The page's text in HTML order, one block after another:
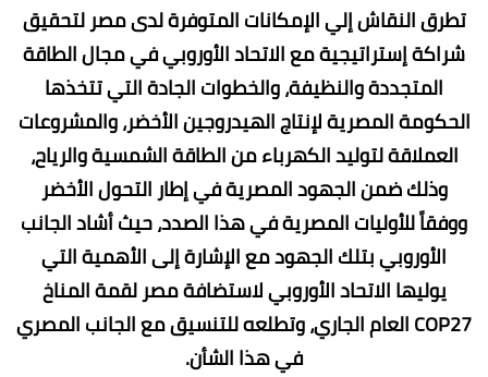
تطرق النقاش إلي الإمكانات المتوفرة لدى مصر لتحقيق
شراكة إستراتيجية مع الاتحاد الأوروبي في مجال الطاقة
المتجددة والنظيفة، والخطوات الجادة التي تتخذها
الحكومة المصرية لإنتاج الهيدروجين الأخضر، والمشروعات
العملاقة لتوليد الكهرباء من الطاقة الشمسية والرياح،
وذلك ضمن الجهود المصرية في إطار التحول الأخضر
ووفقاً للأوليات المصرية في هذا الصدد، حيث أشاد الجانب
الأوروبي بتلك الجهود مع الإشارة إلى الأهمية التي
يوليها الاتحاد الأوروبي لاستضافة مصر لقمة المناخ
COP27 العام الجاري، وتطلعه للتنسيق مع الجانب المصري
في هذا الشأن.